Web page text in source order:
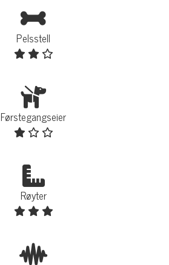
Pelsstell
Førstegangseier
Røyter